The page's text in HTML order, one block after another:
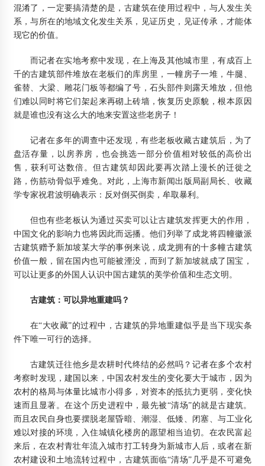
混淆了，一定要搞清楚的是，古建筑在使用过程中，与人发生关
系，与所在的地域文化发生关系，见证历史，见证传承，才能体
现它的价值。
而记者在实地考察中发现，在上海及其他城市里，有成百上
千的古建筑部件堆放在老板们的库房里，一幢房子一堆，牛腿、
雀替、大梁、雕花门板等都编了号，石头部件则露天堆放，但他
们难以同时将它们架起来再砌上砖墙，恢复历史原貌，根本原因
就是谁也没有这么大的地来安置这些老房子！
记者在多年的调查中还发现，有些老板收藏古建筑后，为了
盘活存量，以房养房，也会挑选一部分价值相对较低的高价出
售，获利可达数倍。但古建筑却因此要再次踏上漫长的迁徙之
路，伤筋动骨似乎难免。对此，上海市新闻出版局副局长、收藏
学专家祝君波明确表示：反对倒买倒卖，牟取暴利。
但也有些老板认为通过买卖可以让古建筑发挥更大的作用，
中国文化的影响力也将因此而远播。他们列举了成龙将四幢徽派
古建筑赠予新加坡某大学的事例来说，成龙拥有的十多幢古建筑
价值一般，留在国内也可能被湮没，而到了新加坡就成了国宝，
可以让更多的外国人认识中国古建筑的美学价值和生态文明。
古建筑：可以异地重建吗？
在“大收藏”的过程中，古建筑的异地重建似乎是当下现实条
件下唯一可行的选择。
古建筑迁往他乡是农耕时代终结的必然吗？记者在多个农村
考察时发现，建国以来，中国农村发生的变化要大于城市，因为
农村的格局与体量比城市小得多，对资本的抵抗力更弱，变化快
速而且显著。在这个历史进程中，最先被“清场”的就是古建筑。
而且农民自身也要摆脱老屋昏暗、潮湿、低矮、闭塞、与工业化
难以对接的环境，入住城镇化楼房的愿望相当迫切。在农民富起
来后，在农村青壮年流入城市打工转身为新城市人后，或者在新
农村建设和土地流转过程中，古建筑面临“清场”几乎是不可避免